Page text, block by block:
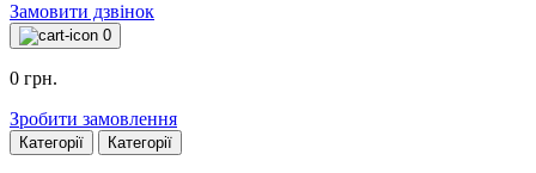
Замовити дзвінок
0
0 грн.
Зробити замовлення
Категорії Категорії